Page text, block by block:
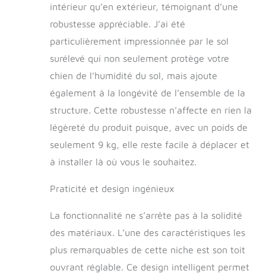
intérieur qu’en extérieur, témoignant d’une
robustesse appréciable. J’ai été
particulièrement impressionnée par le sol
surélevé qui non seulement protège votre
chien de l’humidité du sol, mais ajoute
également à la longévité de l’ensemble de la
structure. Cette robustesse n’affecte en rien la
légèreté du produit puisque, avec un poids de
seulement 9 kg, elle reste facile à déplacer et
à installer là où vous le souhaitez.
Praticité et design ingénieux
La fonctionnalité ne s’arrête pas à la solidité
des matériaux. L’une des caractéristiques les
plus remarquables de cette niche est son toit
ouvrant réglable. Ce design intelligent permet